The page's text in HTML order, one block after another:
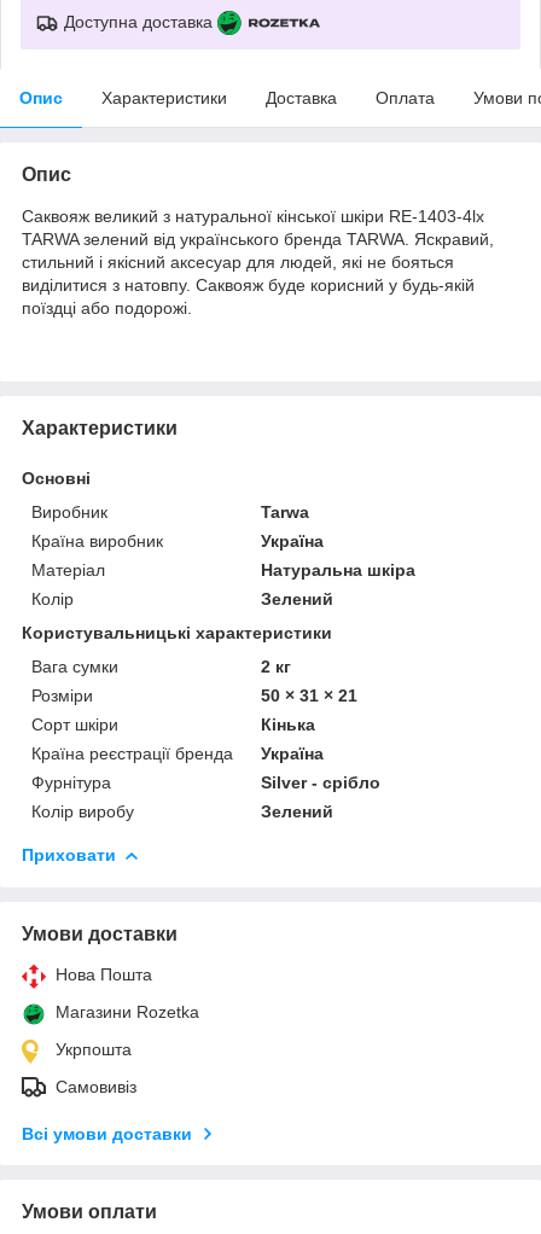
Доступна доставка
Опис Характеристики Доставка Оплата Умови
Опис
Саквояж великий з натуральної кінської шкіри RE-1403-4lx
TARWA зелений від українського бренда TARWA. Яскравий,
стильний і якісний аксесуар для людей, які не бояться
виділитися з натовпу. Саквояж буде корисний у будь-якій
поїздці або подорожі.
Характеристики
Основні
Виробник
Tarwa
Країна виробник
Україна
Матеріал
Натуральна шкіра
Колір
Зелений
Користувальницькі характеристики
Вага сумки
2 кг
Розміри
50 × 31 × 21
Сорт шкіри
Кінька
Країна реєстрації бренда
Україна
Фурнітура
Silver - срібло
Колір виробу
Зелений
Приховати
Умови доставки
Нова Пошта
Магазини Rozetka
Укрпошта
Самовивіз
Всі умови доставки
Умови оплати